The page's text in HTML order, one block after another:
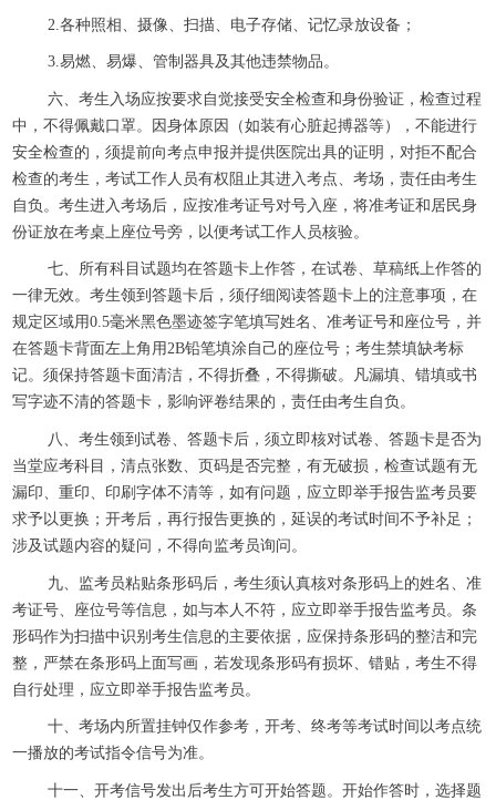
2.各种照相、摄像、扫描、电子存储、记忆录放设备；
3.易燃、易爆、管制器具及其他违禁物品。
六、考生入场应按要求自觉接受安全检查和身份验证，检查过程
中，不得佩戴口罩。因身体原因（如装有心脏起搏器等），不能进行
安全检查的，须提前向考点申报并提供医院出具的证明，对拒不配合
检查的考生，考试工作人员有权阻止其进入考点、考场，责任由考生
自负。考生进入考场后，应按准考证号对号入座，将准考证和居民身
份证放在考桌上座位号旁，以便考试工作人员核验。
七、所有科目试题均在答题卡上作答，在试卷、草稿纸上作答的
一律无效。考生领到答题卡后，须仔细阅读答题卡上的注意事项，在
规定区域用0.5毫米黑色墨迹签字笔填写姓名、准考证号和座位号，并
在答题卡背面左上角用2B铅笔填涂自己的座位号；考生禁填缺考标
记。须保持答题卡面清洁，不得折叠，不得撕破。凡漏填、错填或书
写字迹不清的答题卡，影响评卷结果的，责任由考生自负。
八、考生领到试卷、答题卡后，须立即核对试卷、答题卡是否为
当堂应考科目，清点张数、页码是否完整，有无破损，检查试题有无
漏印、重印、印刷字体不清等，如有问题，应立即举手报告监考员要
求予以更换；开考后，再行报告更换的，延误的考试时间不予补足；
涉及试题内容的疑问，不得向监考员询问。
九、监考员粘贴条形码后，考生须认真核对条形码上的姓名、准
考证号、座位号等信息，如与本人不符，应立即举手报告监考员。条
形码作为扫描中识别考生信息的主要依据，应保持条形码的整洁和完
整，严禁在条形码上面写画，若发现条形码有损坏、错贴，考生不得
自行处理，应立即举手报告监考员。
十、考场内所置挂钟仅作参考，开考、终考等考试时间以考点统
一播放的考试指令信号为准。
十一、开考信号发出后考生方可开始答题。开始作答时，选择题